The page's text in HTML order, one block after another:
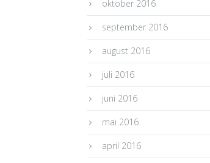
oktober 2016
september 2016
august 2016
juli 2016
juni 2016
mai 2016
april 2016